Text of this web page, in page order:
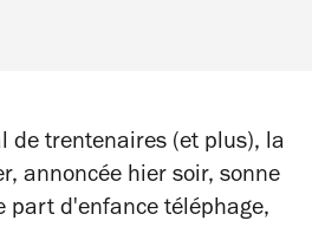
de trentenaires (et plus), la
annoncée hier soir, sonne
part d'enfance téléphage,